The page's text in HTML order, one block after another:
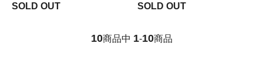
SOLD OUT
SOLD OUT
10商品中 1-10商品